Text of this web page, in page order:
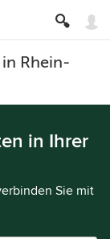
Rhein-
in Ihrer
Sie mit